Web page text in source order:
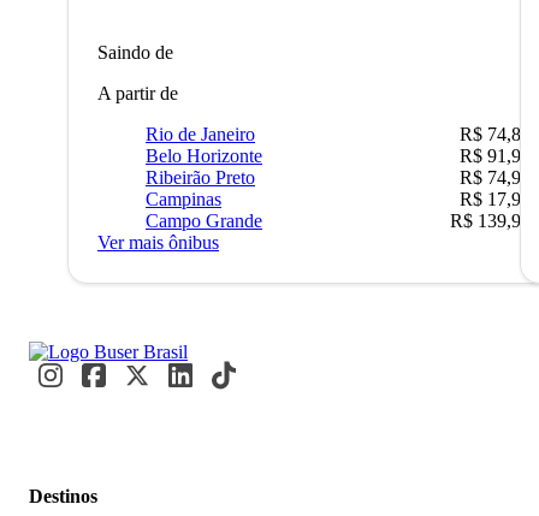
Saindo de
A partir de
Rio de Janeiro
R$ 74,80
Belo Horizonte
R$ 91,90
Ribeirão Preto
R$ 74,90
Campinas
R$ 17,90
Campo Grande
R$ 139,90
Ver mais ônibus
Destinos